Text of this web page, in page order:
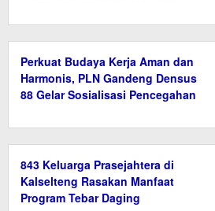
Perkuat Budaya Kerja Aman dan
Harmonis, PLN Gandeng Densus
88 Gelar Sosialisasi Pencegahan
843 Keluarga Prasejahtera di
Kalselteng Rasakan Manfaat
Program Tebar Daging